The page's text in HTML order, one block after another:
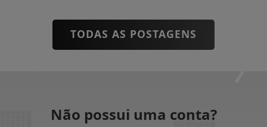
TODAS AS POSTAGENS
Não possui uma conta?